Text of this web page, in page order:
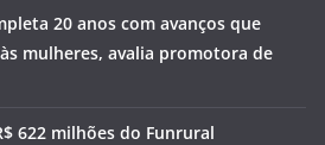
20 anos com avanços que
mulheres, avalia promotora de
622 milhões do Funrural